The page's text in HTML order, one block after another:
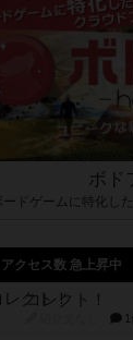
ボド
ードゲームに特化し
アクセス数 急上昇中
コレクト！